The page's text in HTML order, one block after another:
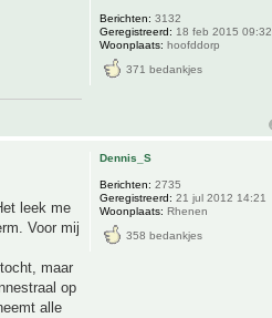
Berichten: 3132
Geregistreerd: 18 feb 2015 09:32
Woonplaats: hoofddorp
371 bedankjes
leek me
Voor mij
maar
op
alle
Dennis_S
Berichten: 2735
Geregistreerd: 21 jul 2012 14:21
Woonplaats: Rhenen
358 bedankjes